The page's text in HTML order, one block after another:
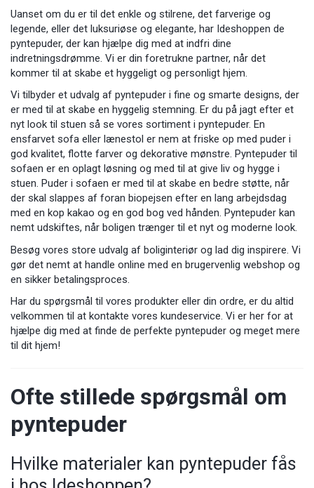
Uanset om du er til det enkle og stilrene, det farverige og
legende, eller det luksuriøse og elegante, har Ideshoppen de
pyntepuder, der kan hjælpe dig med at indfri dine
indretningsdrømme. Vi er din foretrukne partner, når det
kommer til at skabe et hyggeligt og personligt hjem.
Vi tilbyder et udvalg af pyntepuder i fine og smarte designs, der
er med til at skabe en hyggelig stemning. Er du på jagt efter et
nyt look til stuen så se vores sortiment i pyntepuder. En
ensfarvet sofa eller lænestol er nem at friske op med puder i
god kvalitet, flotte farver og dekorative mønstre. Pyntepuder til
sofaen er en oplagt løsning og med til at give liv og hygge i
stuen. Puder i sofaen er med til at skabe en bedre støtte, når
der skal slappes af foran biopejsen efter en lang arbejdsdag
med en kop kakao og en god bog ved hånden. Pyntepuder kan
nemt udskiftes, når boligen trænger til et nyt og moderne look.
Besøg vores store udvalg af boliginteriør og lad dig inspirere. Vi
gør det nemt at handle online med en brugervenlig webshop og
en sikker betalingsproces.
Har du spørgsmål til vores produkter eller din ordre, er du altid
velkommen til at kontakte vores kundeservice. Vi er her for at
hjælpe dig med at finde de perfekte pyntepuder og meget mere
til dit hjem!
Ofte stillede spørgsmål om
pyntepuder
Hvilke materialer kan pyntepuder fås